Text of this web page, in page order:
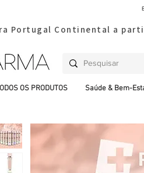
para Portugal Continental a
OS PRODUTOS Saúde & Bem-